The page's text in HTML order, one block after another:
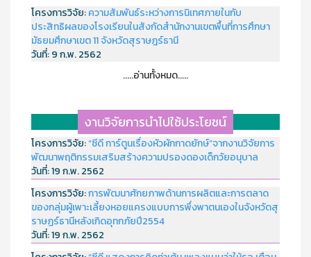
โครงการวิจัย:ความสัมพันธ์ระหว่างการนิเทศภายในกับ
ประสิทธิผลของโรงเรียนในสังกัดสำนักงานเขตพื้นที่การศึกษา
มัธยมศึกษาเขต 11 จังหวัดสุราษฎร์ธานี
วันที่:9 ก.พ. 2562
.....อ่านทั้งหมด.....
งานวิจัยการนำไปใช้ประโยชน์
โครงการวิจัย:“ซีดี การ์ตูนเรื่องหัวผักกาดยักษ์”จากงานวิจัยการ
พัฒนาพฤติกรรมเสริมสร้างความปรองดองเด็กวัยอนุบาล
วันที่:19 ก.พ. 2562
โครงการวิจัย:การพัฒนาศักยภาพด้านการผลิตและการตลาด
ของกลุ่มผู้เพาะเลี้ยงหอยแครงแบบการพึ่งพาตนเองในจังหวัดสุ
ราษฏร์ธานีหลังเกิดอุทกภัยปี2554
วันที่:19 ก.พ. 2562